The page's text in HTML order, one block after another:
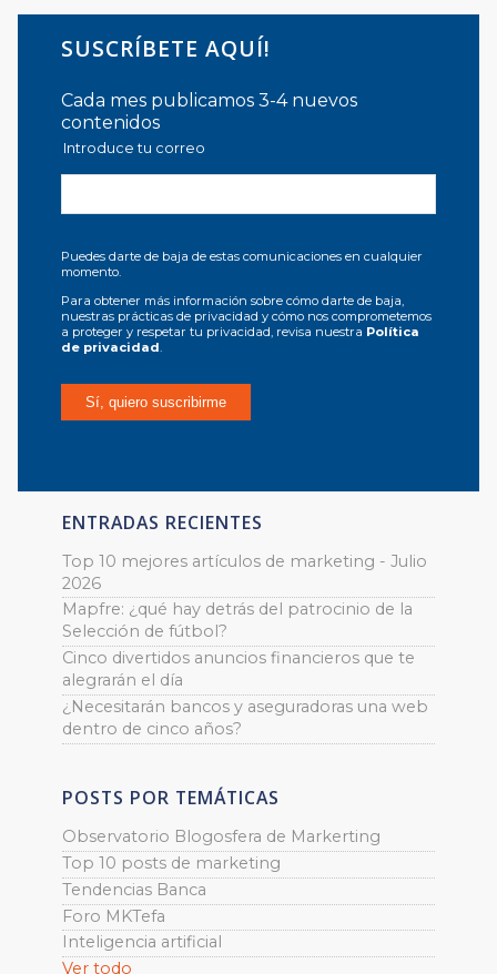
SUSCRÍBETE AQUÍ!
Cada mes publicamos 3-4 nuevos
contenidos
Introduce tu correo
Puedes darte de baja de estas comunicaciones en cualquier
momento.
Para obtener más información sobre cómo darte de baja,
nuestras prácticas de privacidad y cómo nos comprometemos
a proteger y respetar tu privacidad, revisa nuestra Política
de privacidad
ENTRADAS RECIENTES
Top 10 mejores artículos de marketing - Julio
2026
Mapfre: ¿qué hay detrás del patrocinio de la
Selección de fútbol?
Cinco divertidos anuncios financieros que te
alegrarán el día
¿Necesitarán bancos y aseguradoras una web
dentro de cinco años?
POSTS POR TEMÁTICAS
Observatorio Blogosfera de Markerting
Top 10 posts de marketing
Tendencias Banca
Foro MKTefa
Inteligencia artificial
Ver todo